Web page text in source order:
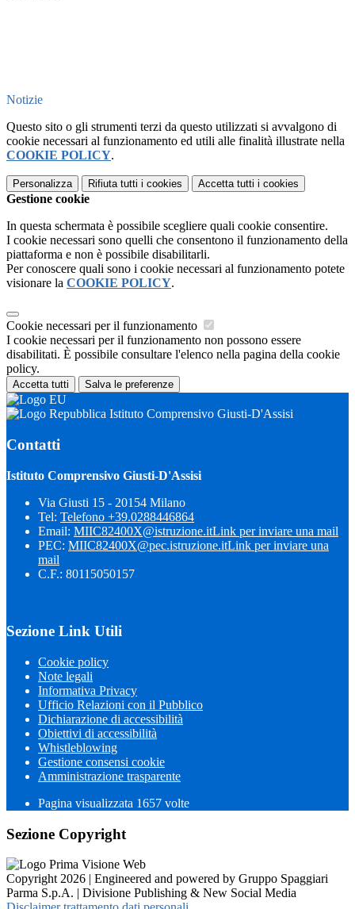
Notizie
Questo sito o gli strumenti terzi da questo utilizzati si avvalgono di
cookie necessari al funzionamento ed utili alle finalità illustrate nella
COOKIE POLICY.
Personalizza Rifiuta tutti i cookies Accetta tutti i cookies
Gestione cookie
In questa schermata è possibile scegliere quali cookie consentire.
I cookie necessari sono quelli che consentono il funzionamento della
piattaforma e non è possibile disabilitarli.
Per conoscere quali sono i cookie necessari al funzionamento potete
visionare la COOKIE POLICY.
Cookie necessari per il funzionamento
I cookie necessari per il funzionamento non possono essere
disabilitati. È possibile consultare l'elenco nella pagina della cookie
policy.
Accetta tutti Salva le preferenze
Istituto Comprensivo Giusti-D'Assisi
Contatti
Istituto Comprensivo Giusti-D'Assisi
Via Giusti 15 - 20154 Milano
Tel: Telefono +39.0288446864
Email: MIIC82400X@istruzione.itLink per inviare una mail
PEC: MIIC82400X@pec.istruzione.itLink per inviare una
mail
C.F.: 80115050157
Sezione Link Utili
Cookie policy
Note legali
Informativa Privacy
Ufficio Relazioni con il Pubblico
Dichiarazione di accessibilità
Obiettivi di accessibilità
Whistleblowing
Gestione consensi cookie
Amministrazione trasparente
Pagina visualizzata 1657 volte
Sezione Copyright
Copyright 2026 | Engineered and powered by Gruppo Spaggiari
Parma S.p.A. | Divisione Publishing & New Social Media